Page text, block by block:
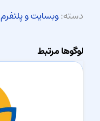
دسته:وبسایت و پلتفرم
لوگوها مرتبط